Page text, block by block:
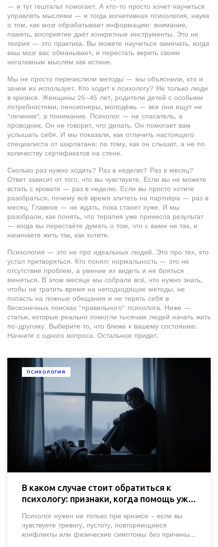
— и тут гештальт помогает. А кто-то просто хочет научиться
управлять мыслями — и тогда когнитивная психология, наука
о том, как мозг обрабатывает информацию: внимание,
память, восприятие даёт конкретные инструменты. Это не
теория — это практика. Вы можете научиться замечать, когда
ваш мозг вас обманывает, и перестать верить своим
негативным мыслям как истине.
Мы не просто перечислили методы — мы объяснили, кто и
зачем их использует. Кто ходит к психологу? Не только люди
в кризисе. Женщины 25–45 лет, родители детей с особыми
потребностями, пенсионеры, молодёжь — все они ищут не
"лечение", а понимание. Психолог — не спасатель, а
проводник. Он не говорит, что делать. Он помогает вам
услышать себя. И мы показали, как отличить настоящего
специалиста от шарлатана: по тому, как он слышит, а не по
количеству сертификатов на стене.
Сколько раз нужно ходить? Раз в неделю? Раз в месяц?
Ответ зависит от того, что вы чувствуете. Если вы не можете
встать с кровати — раз в неделю. Если вы просто хотите
разобраться, почему всё время злитесь на партнёра — раз в
месяц. Главное — не ждать, пока станет хуже. И мы
разобрали, как понять, что терапия уже принесла результат
— когда вы перестаёте думать о том, что с вами не так, и
начинаете жить так, как хотите.
Психология — это не про идеальных людей. Это про тех, кто
устал притворяться. Кто понял: нормальность — это не
отсутствие проблем, а умение их видеть и не бояться
меняться. В этом месяце мы собрали всё, что нужно знать,
чтобы не тратить время на неподходящие методы, не
попасть на ложные обещания и не терять себя в
бесконечных поисках "правильного" психолога. Ниже —
статьи, которые реально помогли тысячам людей начать жить
по-другому. Выберите то, что ближе к вашему состоянию.
Начните с одного вопроса. Остальное придет.
ПСИХОЛОГИЯ
В каком случае стоит обратиться к
психологу: признаки, когда помощь уже
Психолог нужен не только при кризисе - если вы
чувствуете тревогу, пустоту, повторяющиеся
конфликты или физические симптомы без причины -